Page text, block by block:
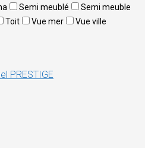
Semi meublé
Semi meuble
Toit Vue mer Vue ville